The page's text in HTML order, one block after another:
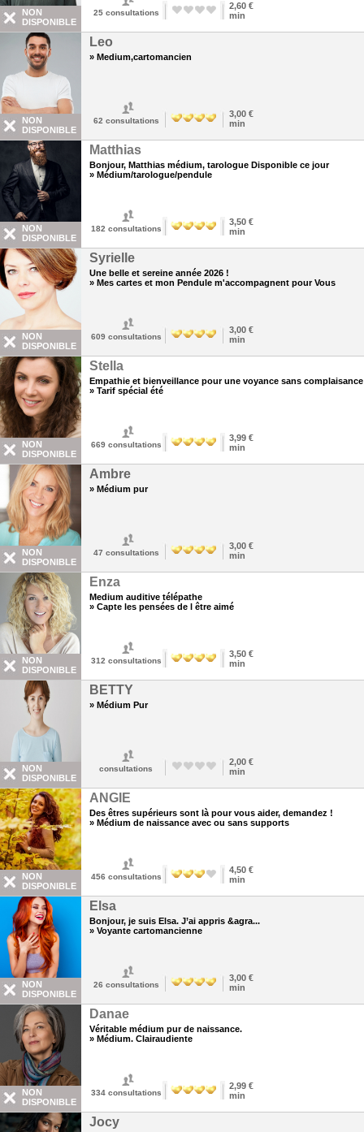
NON
DISPONIBLE
25consultations
2,60 €
min
NON
DISPONIBLE
Leo
» Medium,cartomancien
62 consultations
3,00 €
min
NON
DISPONIBLE
Matthias
Bonjour, Matthias médium, tarologue Disponible ce jour
» Médium/tarologue/pendule
182 consultations
3,50 €
min
NON
DISPONIBLE
Syrielle
Une belle et sereine année 2026 !
» Mes cartes et mon Pendule m'accompagnent pour Vous
609 consultations
3,00 €
min
NON
DISPONIBLE
Stella
Empathie et bienveillance pour une voyance sans complaisance
» Tarif spécial été
669consultations
3,99 €
min
NON
DISPONIBLE
Ambre
» Médium pur
47 consultations
3,00 €
min
NON
DISPONIBLE
Enza
Medium auditive télépathe
» Capte les pensées de l être aimé
312 consultations
3,50 €
min
NON
DISPONIBLE
BETTY
» Médium Pur
consultations
2,00 €
min
NON
DISPONIBLE
ANGIE
Des êtres supérieurs sont là pour vous aider, demandez !
» Médium de naissance avec ou sans supports
456 consultations
4,50 €
min
NON
DISPONIBLE
Elsa
Bonjour, je suis Elsa. J’ai appris &agra...
» Voyante cartomancienne
26 consultations
3,00 €
min
NON
DISPONIBLE
Danae
Véritable médium pur de naissance.
» Médium. Clairaudiente
334consultations
2,99 €
min
Jocy